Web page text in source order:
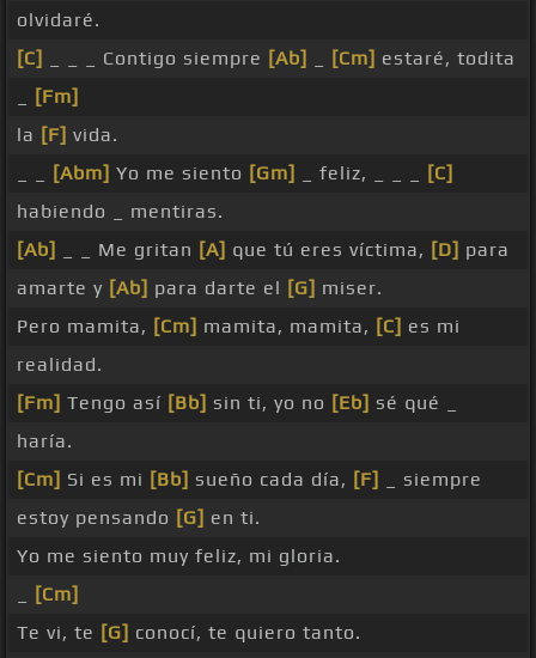
olvidaré.
[C]
_ _ _ Contigo siempre [Ab] [Cm] estaré, todita
[Fm]
la [F] vida.
[Abm] Yo me siento [Gm] _ feliz, _ _ _
[C]
habiendo _ mentiras.
[Ab]
_ _ Me gritan [A] que tú eres víctima, [D] para
amarte y [Ab] para darte el [G] miser.
Pero mamita, [Cm] mamita, mamita, [C] es mi
realidad.
[Fm] Tengo así [Bb] sin ti, yo no [Eb] sé qué _
haría.
[Cm] Si es mi [Bb] sueño cada día, [F]
_ siempre
estoy pensando [G] en ti.
Yo me siento muy feliz, mi gloria.
[Cm]
Te vi, te [G] conocí, te quiero tanto.